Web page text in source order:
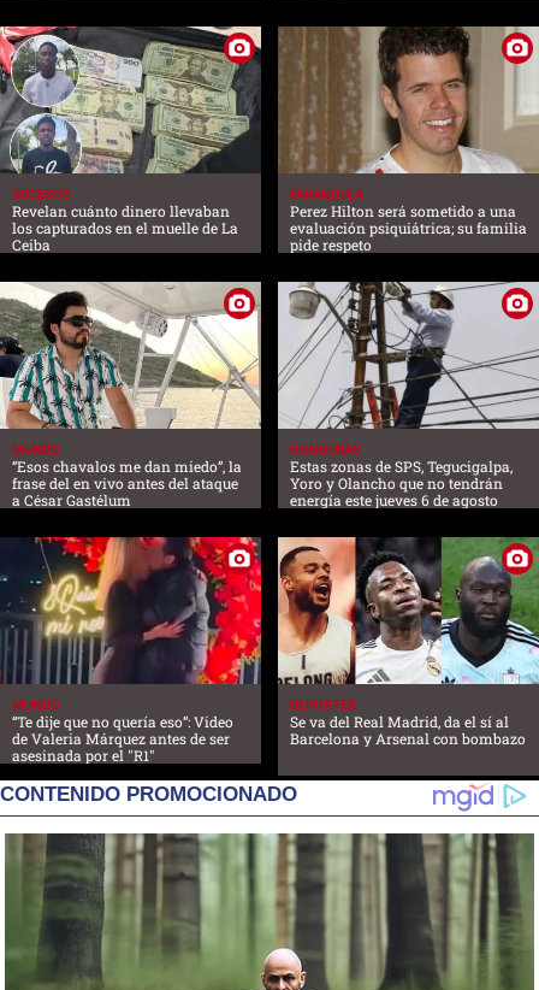
SUCESOS
Revelan cuánto dinero llevaban
los capturados en el muelle de La
Ceiba
FARANDULA
Perez Hilton será sometido a una
evaluación psiquiátrica; su familia
pide respeto
MUNDO
“Esos chavalos me dan miedo”, la
frase del en vivo antes del ataque
a César Gastélum
HONDURAS
Estas zonas de SPS, Tegucigalpa,
Yoro y Olancho que no tendrán
energía este jueves 6 de agosto
MUNDO
“Te dije que no quería eso”: Video
de Valeria Márquez antes de ser
asesinada por el "R1"
DEPORTES
Se va del Real Madrid, da el sí al
Barcelona y Arsenal con bombazo
CONTENIDO PROMOCIONADO